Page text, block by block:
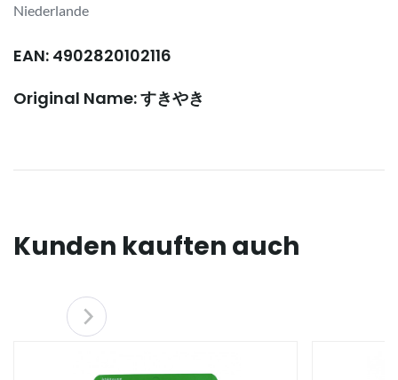
Niederlande
EAN: 4902820102116
Original Name: すきやき
Kunden kauften auch